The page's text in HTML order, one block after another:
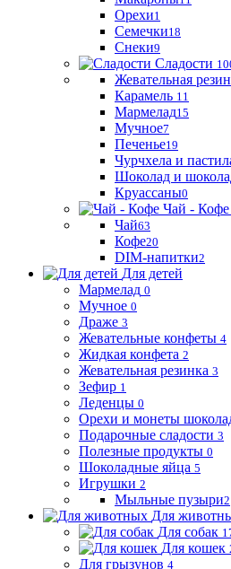
Орехи1
Семечки18
Снеки9
Сладости
Жевательная
Карамель 11
Мармелад15
Мучное7
Печенье19
Чурчхела и
Шоколад и
Круассаны0
Чай - Кофе
Чай63
Кофе20
DIM-напитки2
Для детей
Мармелад 0
Мучное 0
Драже 3
Жевательные конфеты 4
Жидкая конфета 2
Жевательная резинка 3
Зефир 1
Леденцы 0
Орехи и монеты
Подарочные сладости 3
Полезные продукты 0
Шоколадные яйца 5
Игрушки 2
Мыльные пузыри2
Для
Для собак
Для кошек
Для грызунов 4